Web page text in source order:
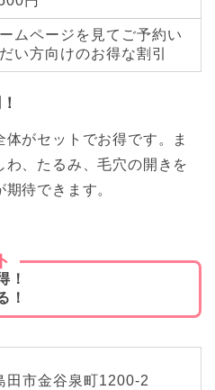
ムページを見てご予約い
い方向けのお得な割引
がセットでお得です。ま
、たるみ、毛穴の開きを
待できます。
！
！
田市金谷泉町1200-2